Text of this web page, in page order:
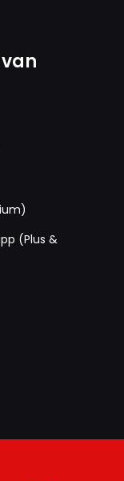
(Plus &